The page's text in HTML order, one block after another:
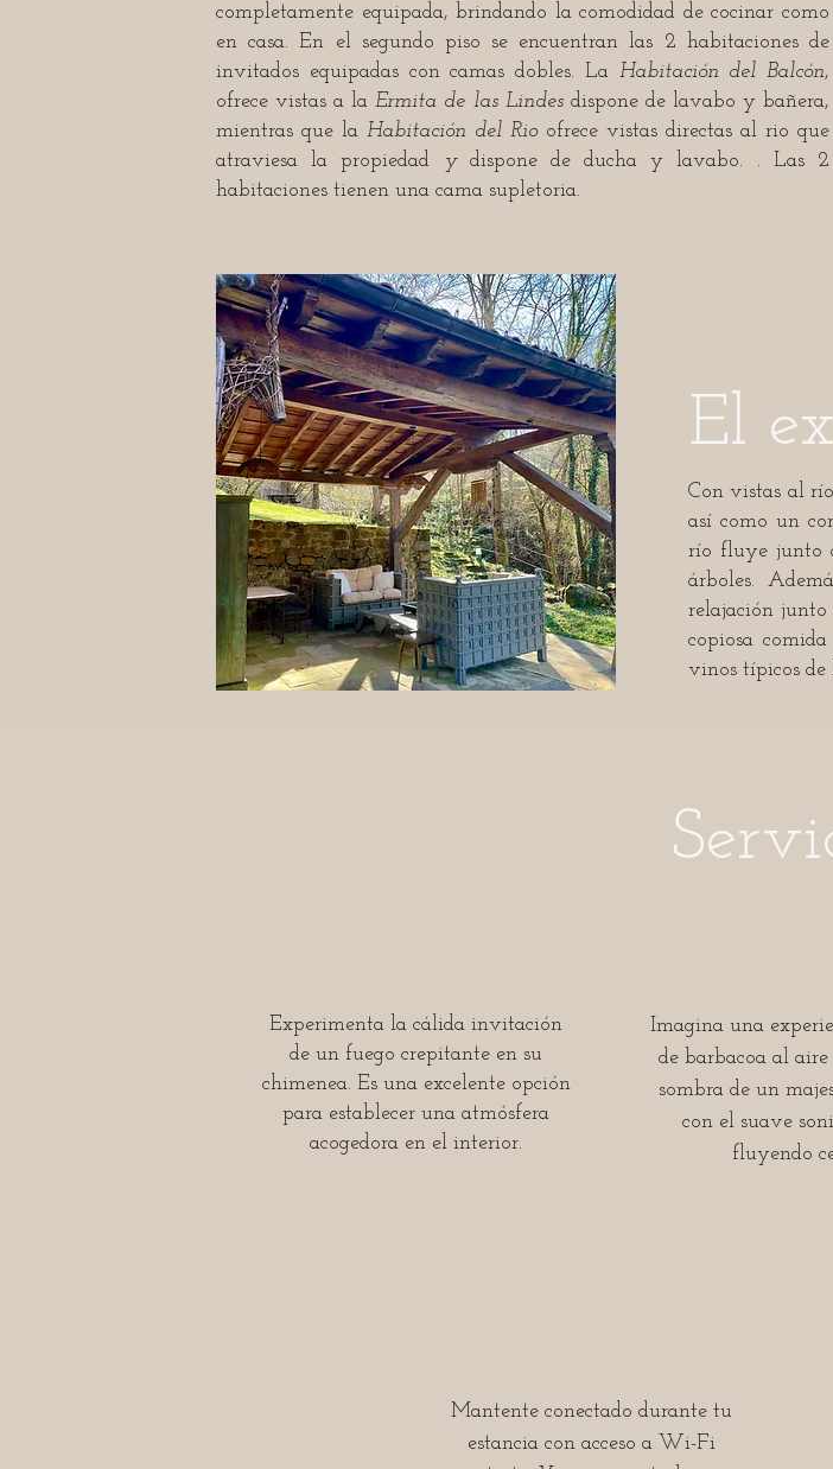
completamente equipada, brindando la comodidad de cocinar como
en casa. En el segundo piso se encuentran las 2 habitaciones de
invitados equipadas con camas dobles. La Habitación del Balcón,
ofrece vistas a la Ermita de las Lindesdispone de lavabo y bañera,
mientras que la Habitación del Rio ofrece vistas directas al rio que
atraviesa la propiedad ydispone de ducha y lavabo. . Las 2
habitaciones tienen una cama supletoria.
Con vistas al
así como un
río fluye junto
árboles.
relajación junto
copiosa
vinos típicos de
El
Experimenta la cálida invitación
de un fuego crepitante en su
chimenea. Es una excelente opción
para establecer una atmósfera
acogedora en el interior.
Imagina una
de barbacoa al
sombra de un
con el suave
fluyendo
Mantente conectado durante tu
estancia con acceso a Wi-Fi